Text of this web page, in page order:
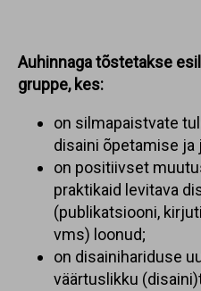
Auhinnaga tõstetakse
gruppe, kes:
on silmapaistvate
disaini õpetamise ja
on positiivset
praktikaid levitava
(publikatsiooni,
vms) loonud;
on disainihariduse
väärtuslikku